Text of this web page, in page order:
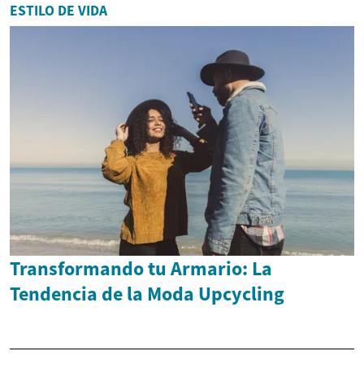
ESTILO DE VIDA
Transformando tu Armario: La
Tendencia de la Moda Upcycling